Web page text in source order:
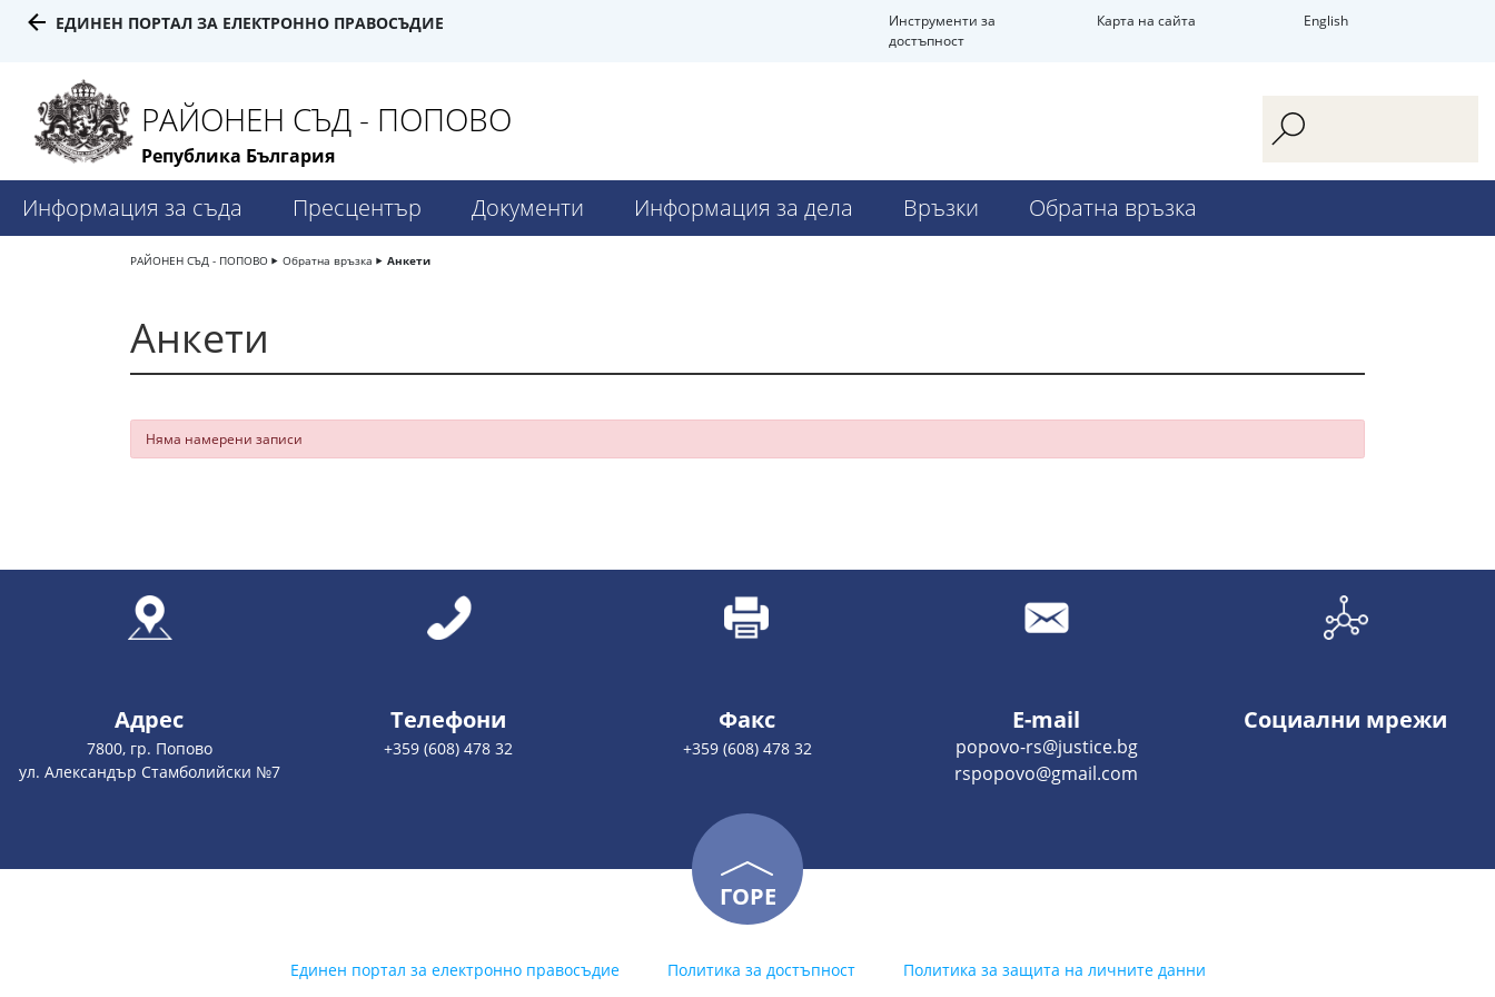
ЕДИНЕН ПОРТАЛ ЗА ЕЛЕКТРОННО ПРАВОСЪДИЕ
Инструменти за
достъпност
Карта на сайта English
РАЙОНЕН СЪД - ПОПОВО
Република България
Информация за съда Пресцентър Документи Информация за дела Връзки Обратна връзка
РАЙОНЕН СЪД - ПОПОВО Обратна връзка Анкети
Анкети
Няма намерени записи
Адрес
7800, гр. Попово
ул. Александър Стамболийски №7
Телефони
+359 (608) 478 32
Факс
+359 (608) 478 32
E-mail
popovo-rs@justice.bg
rspopovo@gmail.com
Социални мрежи
ГОРЕ
Единен портал за електронно правосъдие Политика за достъпност Политика за защита на личните данни